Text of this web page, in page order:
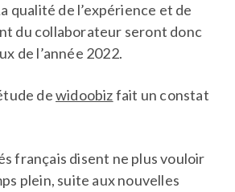
qualité de l’expérience et de
du collaborateur seront donc
de l’année 2022.
dewidoobizfait un constat
français disent ne plus vouloir
plein, suite aux nouvelles